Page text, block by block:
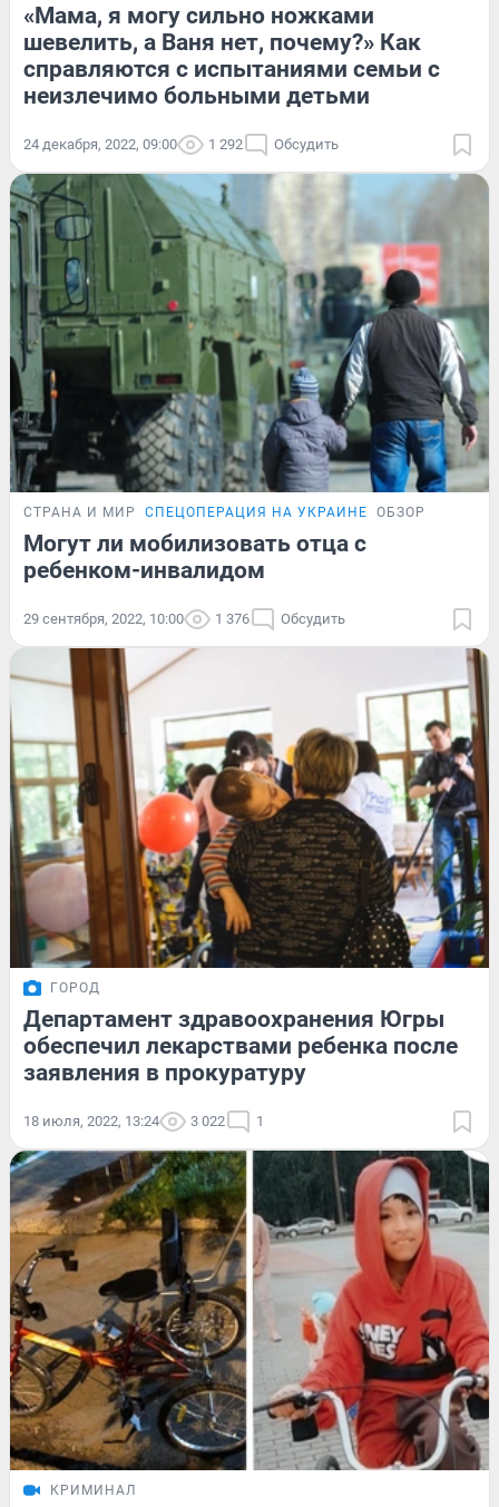
«Мама, я могу сильно ножками
шевелить, а Ваня нет, почему?» Как
справляются с испытаниями семьи с
неизлечимо больными детьми
24 декабря, 2022, 09:00 1 292 Обсудить
СТРАНА И МИР СПЕЦОПЕРАЦИЯ НА УКРАИНЕ ОБЗОР
Могут ли мобилизовать отца с
ребенком-инвалидом
29 сентября, 2022, 10:00 1 376 Обсудить
ГОРОД
Департамент здравоохранения Югры
обеспечил лекарствами ребенка после
заявления в прокуратуру
18 июля, 2022, 13:24 3 022 1
КРИМИНАЛ